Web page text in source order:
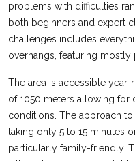
problems with difficulties
both beginners and expert
challenges includes
overhangs, featuring mostly
The area is accessible
of 1050 meters allowing for
conditions. The approach
taking only 5 to 15 minutes
particularly family-friendly.